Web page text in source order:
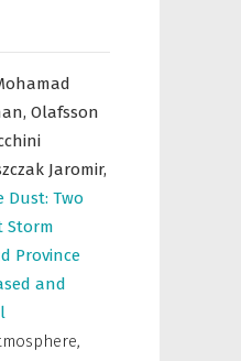
Olafsson
Jaromir,
Dust: Two
Storm
Province
and
,